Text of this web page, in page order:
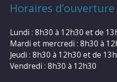
Horaires
Lundi : 8h30 à 12h30 et de
Mardi et mercredi : 8h30 à
Jeudi : 8h30 à 12h30 et de
Vendredi : 8h30 à 12h30